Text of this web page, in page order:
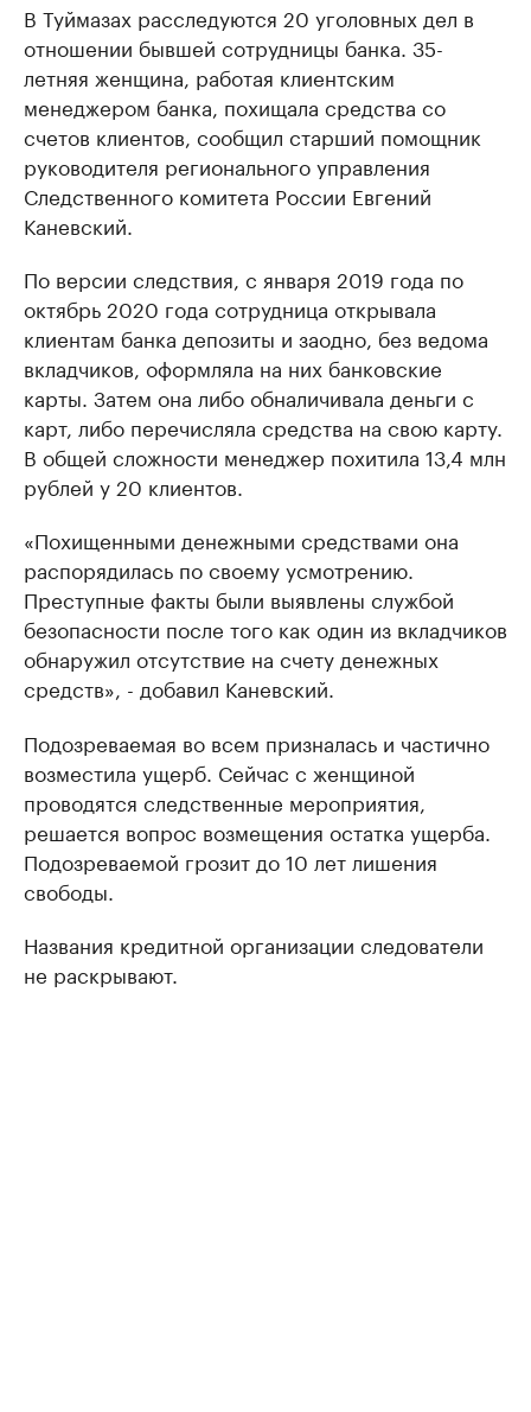
В Туймазах расследуются 20 уголовных дел в
отношении бывшей сотрудницы банка. 35-
летняя женщина, работая клиентским
менеджером банка, похищала средства со
счетов клиентов, сообщил старший помощник
руководителя регионального управления
Следственного комитета России Евгений
Каневский.
По версии следствия, с января 2019 года по
октябрь 2020 года сотрудница открывала
клиентам банка депозиты и заодно, без ведома
вкладчиков, оформляла на них банковские
карты. Затем она либо обналичивала деньги с
карт, либо перечисляла средства на свою карту.
В общей сложности менеджер похитила 13,4 млн
рублей у 20 клиентов.
«Похищенными денежными средствами она
распорядилась по своему усмотрению.
Преступные факты были выявлены службой
безопасности после того как один из вкладчиков
обнаружил отсутствие на счету денежных
средств», - добавил Каневский.
Подозреваемая во всем призналась и частично
возместила ущерб. Сейчас с женщиной
проводятся следственные мероприятия,
решается вопрос возмещения остатка ущерба.
Подозреваемой грозит до 10 лет лишения
свободы.
Названия кредитной организации следователи
не раскрывают.